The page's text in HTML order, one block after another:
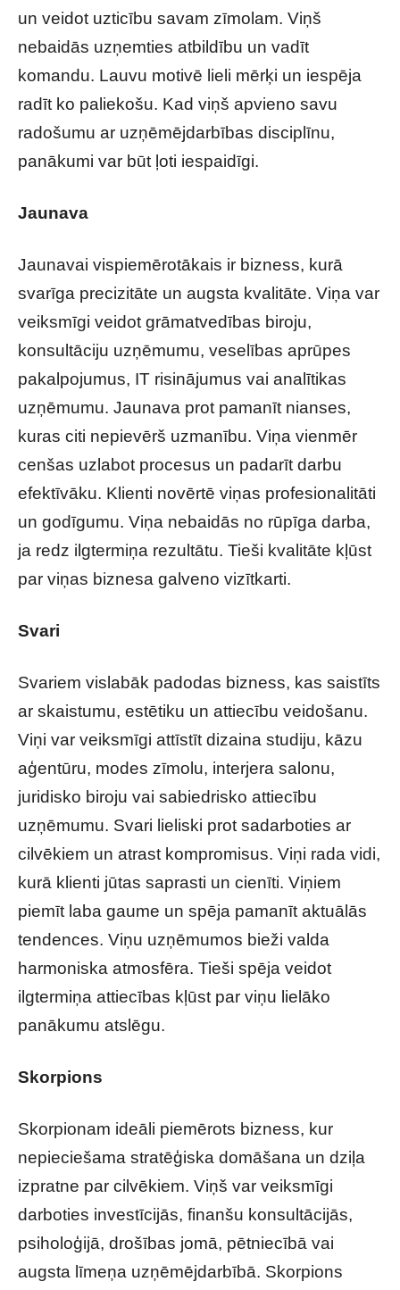
un veidot uzticību savam zīmolam. Viņš
nebaidās uzņemties atbildību un vadīt
komandu. Lauvu motivē lieli mērķi un iespēja
radīt ko paliekošu. Kad viņš apvieno savu
radošumu ar uzņēmējdarbības disciplīnu,
panākumi var būt ļoti iespaidīgi.
Jaunava
Jaunavai vispiemērotākais ir bizness, kurā
svarīga precizitāte un augsta kvalitāte. Viņa var
veiksmīgi veidot grāmatvedības biroju,
konsultāciju uzņēmumu, veselības aprūpes
pakalpojumus, IT risinājumus vai analītikas
uzņēmumu. Jaunava prot pamanīt nianses,
kuras citi nepievērš uzmanību. Viņa vienmēr
cenšas uzlabot procesus un padarīt darbu
efektīvāku. Klienti novērtē viņas profesionalitāti
un godīgumu. Viņa nebaidās no rūpīga darba,
ja redz ilgtermiņa rezultātu. Tieši kvalitāte kļūst
par viņas biznesa galveno vizītkarti.
Svari
Svariem vislabāk padodas bizness, kas saistīts
ar skaistumu, estētiku un attiecību veidošanu.
Viņi var veiksmīgi attīstīt dizaina studiju, kāzu
aģentūru, modes zīmolu, interjera salonu,
juridisko biroju vai sabiedrisko attiecību
uzņēmumu. Svari lieliski prot sadarboties ar
cilvēkiem un atrast kompromisus. Viņi rada vidi,
kurā klienti jūtas saprasti un cienīti. Viņiem
piemīt laba gaume un spēja pamanīt aktuālās
tendences. Viņu uzņēmumos bieži valda
harmoniska atmosfēra. Tieši spēja veidot
ilgtermiņa attiecības kļūst par viņu lielāko
panākumu atslēgu.
Skorpions
Skorpionam ideāli piemērots bizness, kur
nepieciešama stratēģiska domāšana un dziļa
izpratne par cilvēkiem. Viņš var veiksmīgi
darboties investīcijās, finanšu konsultācijās,
psiholoģijā, drošības jomā, pētniecībā vai
augsta līmeņa uzņēmējdarbībā. Skorpions